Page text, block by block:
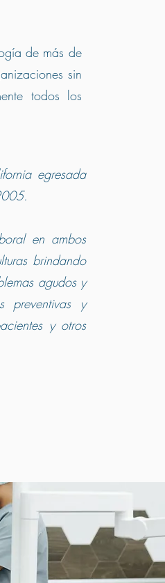
de más de
sin
todos los
egresada
en ambos
brindando
agudos y
preventivas y
y otros